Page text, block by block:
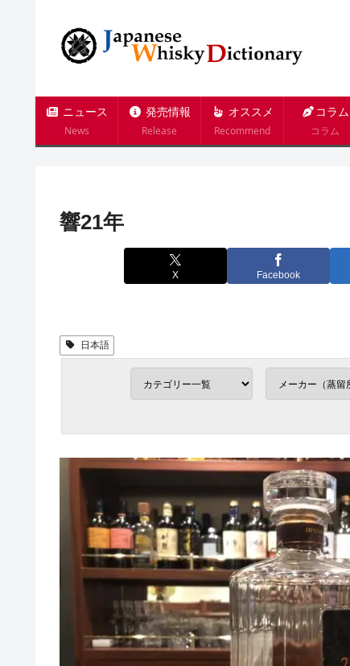
ニュース
News
発売情報
Release
オススメ
Recommend
コラム
コラム
響21年
X Facebook
日本語